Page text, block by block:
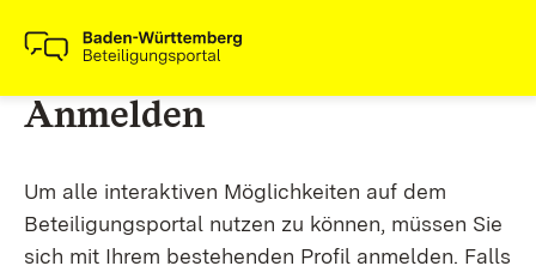
Anmelden
Um alle interaktiven Möglichkeiten auf dem
Beteiligungsportal nutzen zu können, müssen Sie
sich mit Ihrem bestehenden Profil anmelden. Falls